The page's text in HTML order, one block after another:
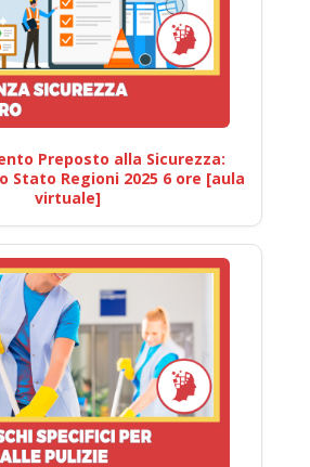
Preposto alla Sicurezza:
Stato Regioni 2025 6 ore [aula
virtuale]